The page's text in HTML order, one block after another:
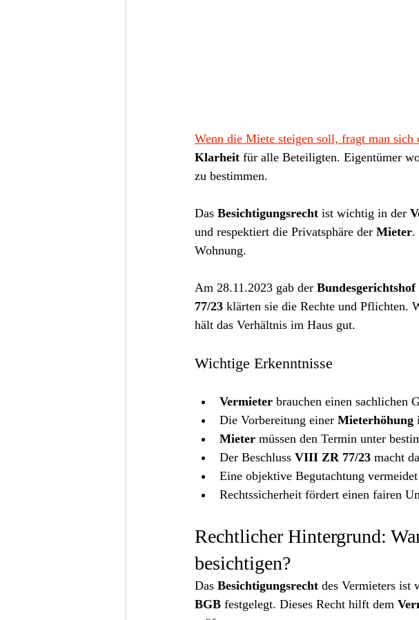
Wenn die Miete steigen soll, fragt man
Klarheit für alle Beteiligten. Eigentümer
zu bestimmen.
Das Besichtigungsrecht ist wichtig in der
und respektiert die Privatsphäre der Mieter.
Wohnung.
Am 28.11.2023 gab der Bundesgerichtshof
77/23 klärten sie die Rechte und Pflichten.
hält das Verhältnis im Haus gut.
Wichtige Erkenntnisse
Vermieter brauchen einen sachlichen
Die Vorbereitung einer Mieterhöhung
Mieter müssen den Termin unter
Der Beschluss VIII ZR 77/23 macht
Eine objektive Begutachtung
Rechtssicherheit fördert einen fairen
Rechtlicher Hintergrund:
besichtigen?
Das Besichtigungsrecht des Vermieters ist
BGB festgelegt. Dieses Recht hilft dem